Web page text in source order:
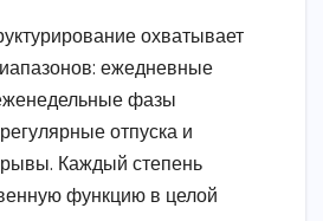
охватывает
ежедневные
фазы
отпуска и
Каждый степень
функцию в целой